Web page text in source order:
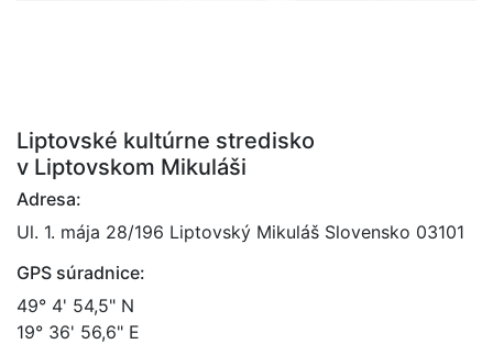
Liptovské kultúrne stredisko
v Liptovskom Mikuláši
Adresa:
Ul. 1. mája 28/196 Liptovský Mikuláš Slovensko 03101
GPS súradnice:
49° 4' 54,5" N
19° 36' 56,6" E